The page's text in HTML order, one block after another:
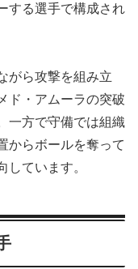
する選手で構成され
がら攻撃を組み立
ド・アムーラの突破
一方で守備では組織
からボールを奪って
ています。